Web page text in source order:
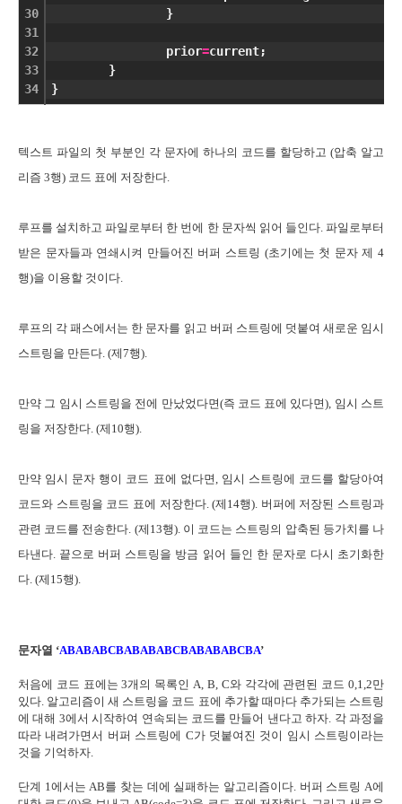
30
31
32
33
34
}
prior=current;
}
}
텍스트 파일의 첫 부분인 각 문자에 하나의 코드를 할당하고 (압축 알고
리즘 3행) 코드 표에 저장한다.
루프를 설치하고 파일로부터 한 번에 한 문자씩 읽어 들인다. 파일로부터
받은 문자들과 연쇄시켜 만들어진 버퍼 스트링 (초기에는 첫 문자 제 4
행)을 이용할 것이다.
루프의 각 패스에서는 한 문자를 읽고 버퍼 스트링에 덧붙여 새로운 임시
스트링을 만든다. (제7행).
만약 그 임시 스트링을 전에 만났었다면(즉 코드 표에 있다면), 임시 스트
링을 저장한다. (제10행).
만약 임시 문자 행이 코드 표에 없다면, 임시 스트링에 코드를 할당아여
코드와 스트링을 코드 표에 저장한다. (제14행). 버퍼에 저장된 스트링과
관련 코드를 전송한다. (제13행). 이 코드는 스트링의 압축된 등가치를 나
타낸다. 끝으로 버퍼 스트링을 방금 읽어 들인 한 문자로 다시 초기화한
다. (제15행).
문자열 ‘ABABABCBABABABCBABABABCBA’
처음에 코드 표에는 3개의 목록인 A, B, C와 각각에 관련된 코드 0,1,2만
있다. 알고리즘이 새 스트링을 코드 표에 추가할 때마다 추가되는 스트링
에 대해 3에서 시작하여 연속되는 코드를 만들어 낸다고 하자. 각 과정을
따라 내려가면서 버퍼 스트링에 C가 덧붙여진 것이 임시 스트링이라는
것을 기억하자.
단계 1에서는 AB를 찾는 데에 실패하는 알고리즘이다. 버퍼 스트링 A에